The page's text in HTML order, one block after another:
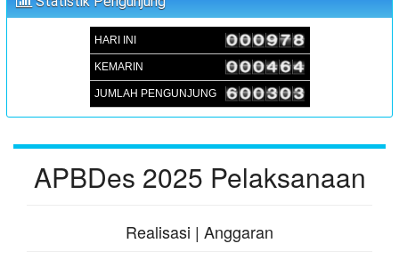
Lokasi
JUFRI (SEKDES SAMBUEJA)
HARI INI
KEMARIN
JUMLAH PENGUNJUNG
APBDes 2025 Pelaksanaan
Realisasi | Anggaran